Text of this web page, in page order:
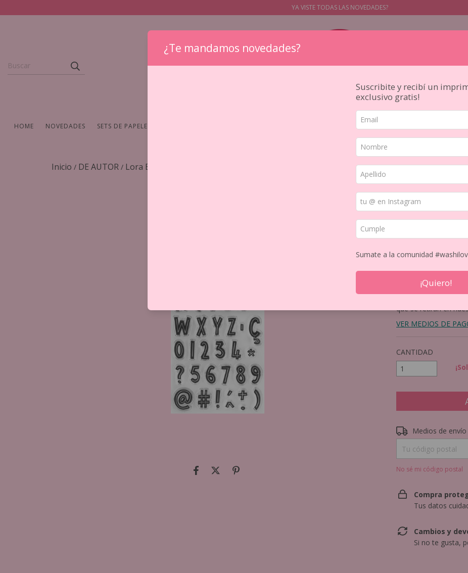
YA VISTE TODAS LAS NOVEDADES?
HOME NOVEDADES SETS DE PAPELERIA PAPELERIA JAPONESA
Inicio / DE AUTOR / Lora Bailora Sello de acrilico Alfabeto 11x21 L Lala Land Lora Bailora
SELLO DE
LALA LAND
que se retiran en
VER MEDIOS DE
CANTIDAD
Entregas para el CP:
Medios de envío
No sé mi código postal
Compra
Tus datos
Cambios y
Si no te gusta,
¿Te mandamos novedades?
Suscribite y recibí un
exclusivo gratis!
Sumate a la comunidad
¡Quiero!